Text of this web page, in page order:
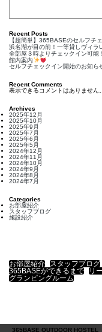
Recent Posts
【超簡単】365BASEのセルフチ
浜名湖が目の前！一等貸しヴィラ
全部屋３時よりチェックイン可能
館内案内
セルフチェックイン開始のお知ら
Recent Comments
表示できるコメントはありません。
Archives
2025年12月
2025年10月
2025年9月
2025年7月
2025年6月
2025年5月
2024年12月
2024年11月
2024年10月
2024年9月
2024年8月
2024年7月
Categories
お部屋紹介
スタッフブログ
施設紹介
お部屋紹介 スタッフブログ
365BASEができるまで リ
グランピングルーム
365BASE OUTDOOR HOSTEL